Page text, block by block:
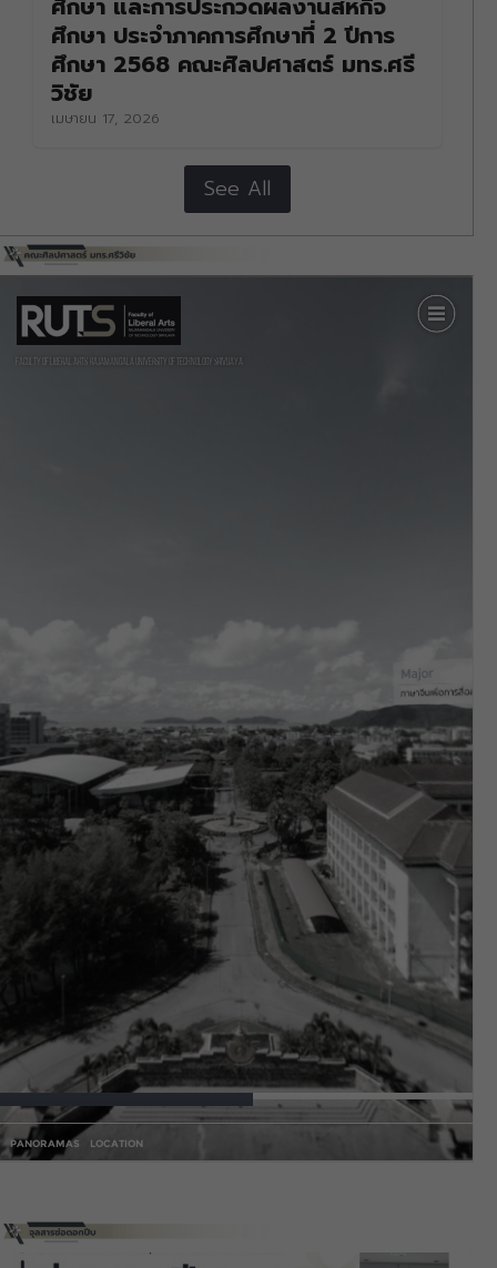
ศึกษา และการประกวดผลงานสหกิจ
ศึกษา ประจำภาคการศึกษาที่ 2 ปีการ
ศึกษา 2568 คณะศิลปศาสตร์ มทร.ศรี
วิชัย
เมษายน 17, 2026
See All